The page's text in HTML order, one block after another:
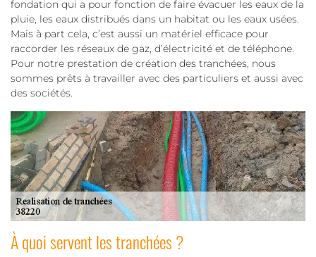
fondation qui a pour fonction de faire évacuer les eaux de la
pluie, les eaux distribués dans un habitat ou les eaux usées.
Mais à part cela, c’est aussi un matériel efficace pour
raccorder les réseaux de gaz, d’électricité et de téléphone.
Pour notre prestation de création des tranchées, nous
sommes prêts à travailler avec des particuliers et aussi avec
des sociétés.
À quoi servent les tranchées ?